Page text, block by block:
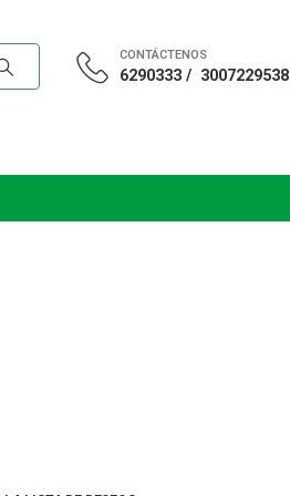
CONTÁCTENOS
6290333 / 3007229538